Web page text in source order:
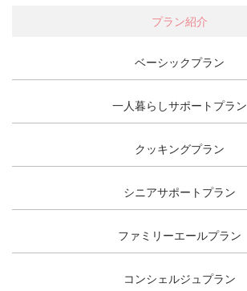
プラン紹介
ベーシックプラン
一人暮らしサポートプラン
クッキングプラン
シニアサポートプラン
ファミリーエールプラン
コンシェルジュプラン